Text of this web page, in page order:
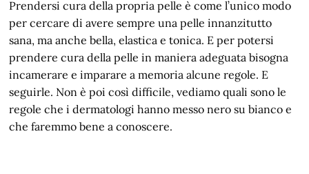
Prendersi cura della propria pelle è come l’unico modo
per cercare di avere sempre una pelle innanzitutto
sana, ma anche bella, elastica e tonica. E per potersi
prendere cura della pelle in maniera adeguata bisogna
incamerare e imparare a memoria alcune regole. E
seguirle. Non è poi così difficile, vediamo quali sono le
regole che i dermatologi hanno messo nero su bianco e
che faremmo bene a conoscere.